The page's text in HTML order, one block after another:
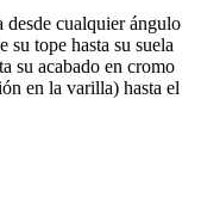
cualquier ángulo
su tope hasta su suela
su acabado en cromo
en la varilla) hasta el